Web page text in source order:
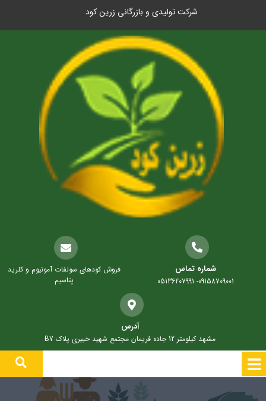
شرکت تولیدی و بازرگانی زرین کود
شماره تماس
09158709001- 05136207991
فروش کودهای سولفات آمونیوم و کلرید
پتاسیم
آدرس
مشهد کیلومتر 12 جاده فریمان مجتمع شهید خبیری پلاک B7